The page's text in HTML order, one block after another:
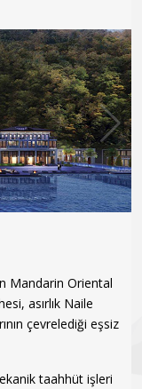
Mandarin Oriental
asırlık Naile
çevrelediği eşsiz
taahhüt işleri